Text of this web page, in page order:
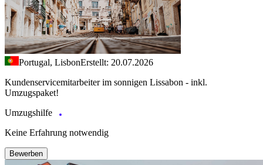
Portugal, LisbonErstellt: 20.07.2026
Kundenservicemitarbeiter im sonnigen Lissabon - inkl.
Umzugspaket!
Umzugshilfe
Keine Erfahrung notwendig
Bewerben